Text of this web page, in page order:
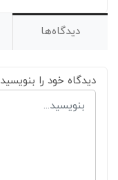
دیدگاه‌ها
دیدگاه خود را بنویسید